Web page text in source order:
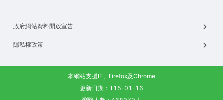
政府網站資料開放宣告
隱私權政策
本網站支援IE、Firefox及Chrome
更新日期：115-01-16